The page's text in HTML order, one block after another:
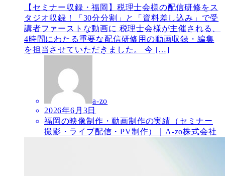
【セミナー収録・福岡】税理士会様の配信研修をス
タジオ収録！「30分分割」と「資料差し込み」で受
講者ファーストな動画に 税理士会様が主催される、
4時間にわたる重要な配信研修用の動画収録・編集
を担当させていただきました。 今 […]
a-zo
2026年6月3日
福岡の映像制作・動画制作の実績（セミナー
撮影・ライブ配信・PV制作）｜A-zo株式会社